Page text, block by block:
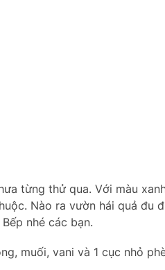
từng thử qua. Với màu
Nào ra vườn hái quả đu
nhé các bạn.
muối, vani và 1 cục nhỏ